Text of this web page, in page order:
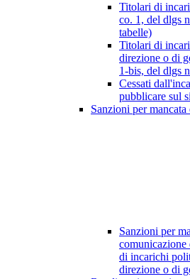
Titolari di
co. 1, del dlgs
tabelle)
Titolari di
direzione o di
1-bis, del dlgs
Cessati
pubblicare sul
Sanzioni per
Sanzioni per
comunicazione
di incarichi
direzione o di